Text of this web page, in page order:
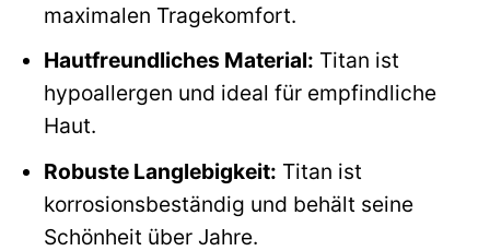
maximalen Tragekomfort.
Hautfreundliches Material: Titan ist
hypoallergen und ideal für empfindliche
Haut.
Robuste Langlebigkeit: Titan ist
korrosionsbeständig und behält seine
Schönheit über Jahre.